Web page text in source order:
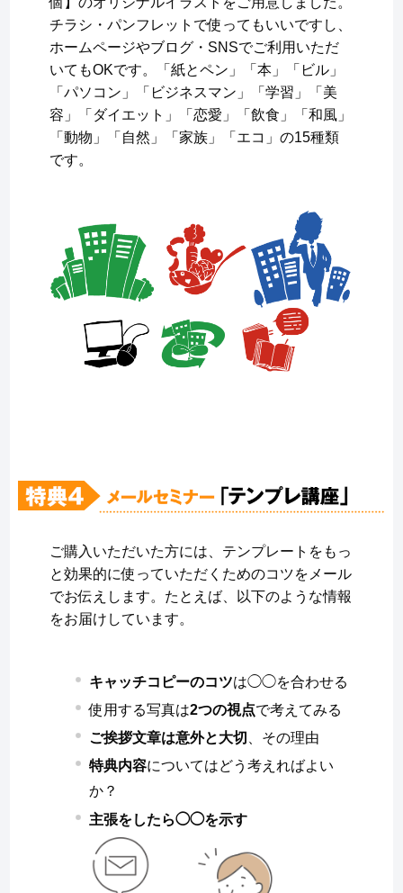
チラシ・パンフレットで使ってもいいですし、
ホームページやブログ・SNSでご利用いただ
いてもOKです。「紙とペン」「本」「ビル」
「パソコン」「ビジネスマン」「学習」「美
容」「ダイエット」「恋愛」「飲食」「和風」
「動物」「自然」「家族」「エコ」の15種類
です。
ご購入いただいた方には、テンプレートをもっ
と効果的に使っていただくためのコツをメール
でお伝えします。たとえば、以下のような情報
をお届けしています。
キャッチコピーのコツは◯◯を合わせる
使用する写真は2つの視点で考えてみる
ご挨拶文章は意外と大切
、その理由
特典内容についてはどう考えればよい
か？
主張をしたら◯◯を示す